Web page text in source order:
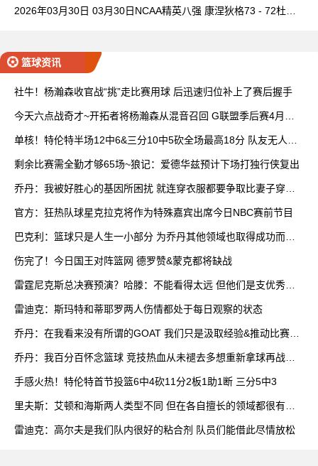
2026年03月30日 03月30日NCAA精英八强 康涅狄格73 - 72杜克
篮球资讯
社牛！杨瀚森收官战“挑”走比赛用球 后迅速归位补上了赛后握手
今天六点战奇才~开拓者将杨瀚森从混音召回 G联盟季后赛4月开
单核！特伦特半场12中6&三分10中5砍全场最高18分 队友无人上
剩余比赛需全勤才够65场~狼记：爱德华兹预计下场打独行侠复出
乔丹：我被好胜心的基因所困扰 就连穿衣服都要争取比妻子穿得
官方：狂热队球星克拉克将作为特殊嘉宾出席今日NBC赛前节目
巴克利：篮球只是人生一小部分 为乔丹其他领域也取得成功而自
伤完了！今日国王对阵篮网 德罗赞&蒙克都将缺战
雷霆尼克斯总决赛预演？哈滕：不能看得太远 但他们是支优秀球
雷迪克：斯玛特和蒂耶罗两人伤情都处于每日观察的状态
乔丹：在我看来没有所谓的GOAT 我们只是汲取经验&推动比赛发
乔丹：我百分百怀念篮球 竞技热血从未褪去多想重新拿球再战一
手感火热！特伦特首节投篮6中4砍11分2板1助1断 三分5中3
里夫斯：艾顿和海斯两人类型不同 但在各自擅长的领域都很有效
雷迪克：高尔夫是我们队内很好的粘合剂 队员们能借此尽情放松